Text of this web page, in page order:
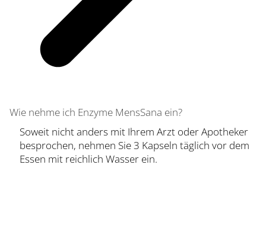
Wie nehme ich Enzyme MensSana ein?
Soweit nicht anders mit Ihrem Arzt oder Apotheker
besprochen, nehmen Sie 3 Kapseln täglich vor dem
Essen mit reichlich Wasser ein.